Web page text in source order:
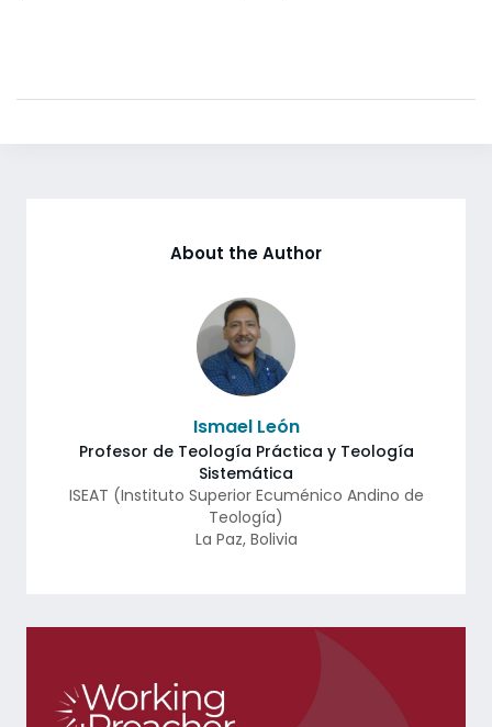
About the Author
Ismael León
Profesor de Teología Práctica y Teología
Sistemática
ISEAT (Instituto Superior Ecuménico Andino de
Teología)
La Paz, Bolivia